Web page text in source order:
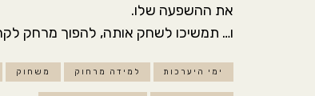
את ההשפעה שלו.
ו… תמשיכו לשחק אותה, להפוך מרחק
ימי היערכות למידה מרחוק משחוק